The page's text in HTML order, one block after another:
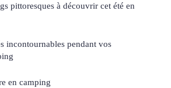
pittoresques à découvrir cet été en
incontournables pendant vos
en camping